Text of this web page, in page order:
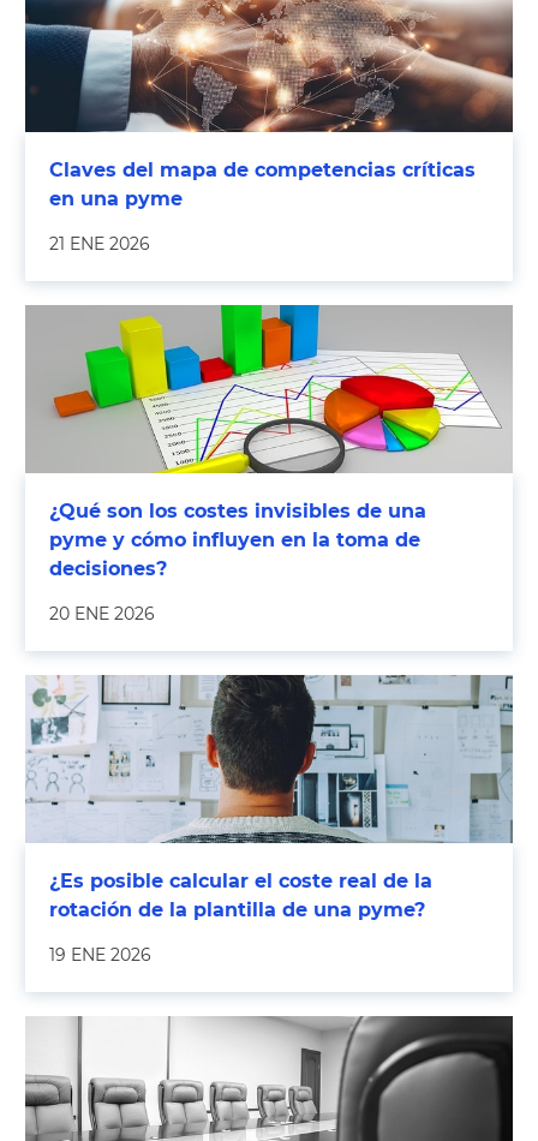
Claves del mapa de competencias críticas
en una pyme
21 ENE 2026
¿Qué son los costes invisibles de una
pyme y cómo influyen en la toma de
decisiones?
20 ENE 2026
¿Es posible calcular el coste real de la
rotación de la plantilla de una pyme?
19 ENE 2026